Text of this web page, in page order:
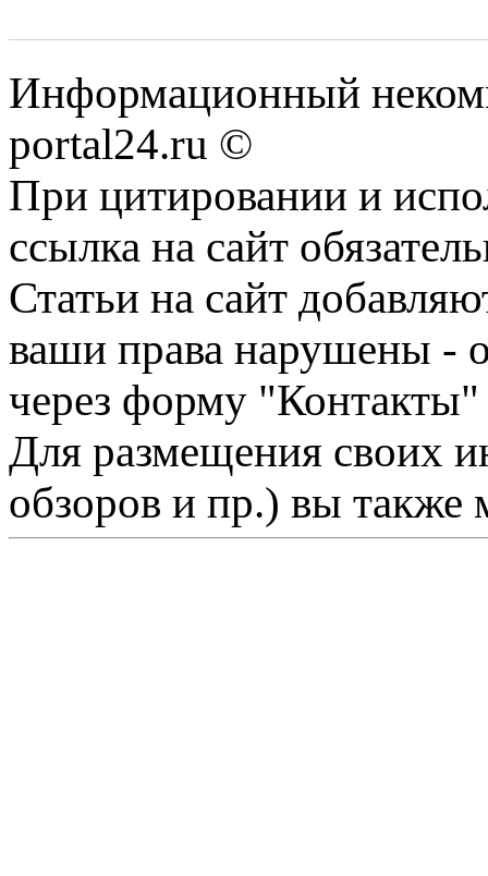
Информационный
portal24.ru ©
При цитировании и
ссылка на сайт
Статьи на сайт
ваши права нарушены -
через форму "Контакты"
Для размещения своих
обзоров и пр.) вы также